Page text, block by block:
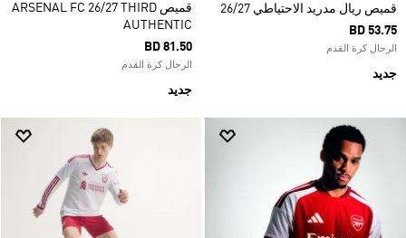
قميص ريال مدريد الاحتياطي 26/27
BD 53.75
الرجال كرة القدم
جديد
قميص ARSENAL FC 26/27 THIRD
AUTHENTIC
BD 81.50
الرجال كرة القدم
جديد